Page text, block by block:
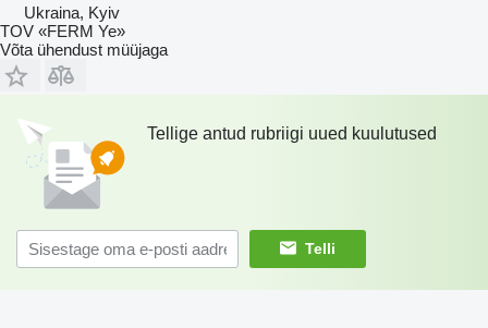
Ukraina, Kyiv
TOV «FERM Ye»
Võta ühendust müüjaga
Tellige antud rubriigi uued kuulutused
Telli